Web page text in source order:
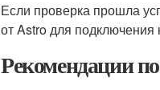
Если проверка прошла
от Astro для подключения
Рекомендации